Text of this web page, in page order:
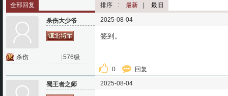
全部回复
排序 : 最新 最旧
杀伤大少爷
杀伤 576级
2025-08-04
签到。
0 回复
蜀王者之师 2025-08-04